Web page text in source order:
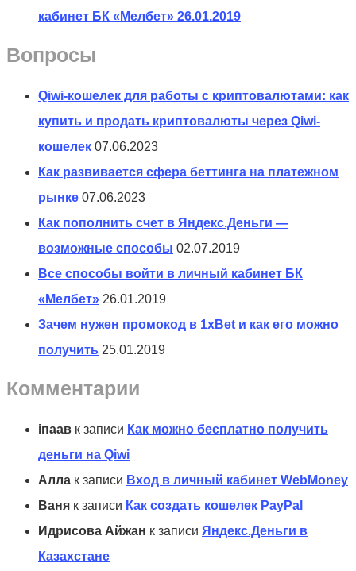
кабинет БК «Мелбет» 26.01.2019
Вопросы
Qiwi-кошелек для работы с криптовалютами: как
купить и продать криптовалюты через Qiwi-
кошелек 07.06.2023
Как развивается сфера беттинга на платежном
рынке 07.06.2023
Как пополнить счет в Яндекс.Деньги —
возможные способы 02.07.2019
Все способы войти в личный кабинет БК
«Мелбет» 26.01.2019
Зачем нужен промокод в 1xBet и как его можно
получить 25.01.2019
Комментарии
іпаав к записи Как можно бесплатно получить
деньги на Qiwi
Алла к записи Вход в личный кабинет WebMoney
Ваня к записи Как создать кошелек PayPal
Идрисова Айжан к записи Яндекс.Деньги в
Казахстане